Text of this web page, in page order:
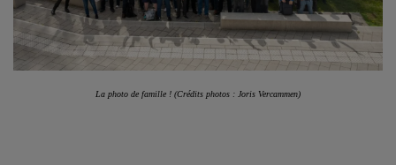
La photo de famille ! (Crédits photos : Joris Vercammen)